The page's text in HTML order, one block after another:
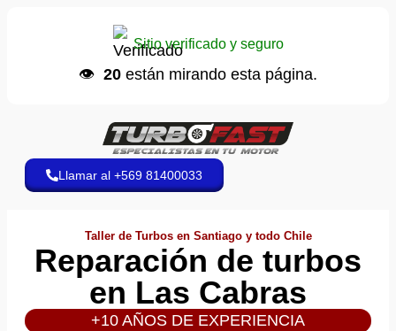
Sitio verificado y seguro
👁️ 20 están mirando esta página.
Llamar al +569 81400033
Taller de Turbos en Santiago y todo Chile
Reparación de turbos
en Las Cabras
+10 AÑOS DE EXPERIENCIA
📩 envió una cotización